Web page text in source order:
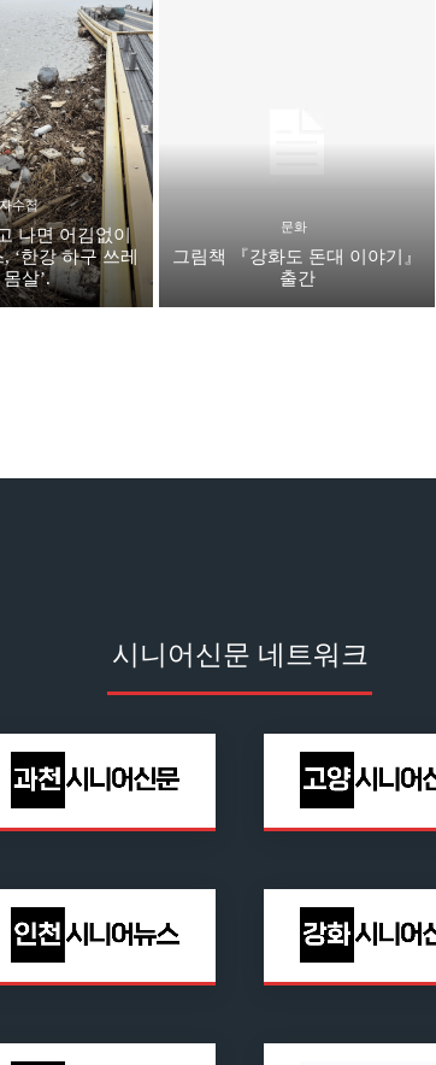
수첩
나면 어김없이
‘한강 하구 쓰레
살’.
문화
그림책 『강화도 돈대 이야기』
출간
시니어신문 네트워크